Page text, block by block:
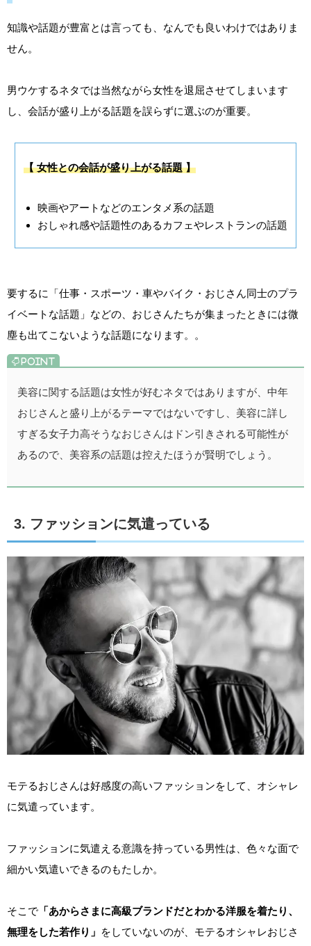
知識や話題が豊富とは言っても、なんでも良いわけではありま
せん。
男ウケするネタでは当然ながら女性を退屈させてしまいます
し、会話が盛り上がる話題を誤らずに選ぶのが重要。
【 女性との会話が盛り上がる話題 】
映画やアートなどのエンタメ系の話題
おしゃれ感や話題性のあるカフェやレストランの話題
要するに「仕事・スポーツ・車やバイク・おじさん同士のプラ
イベートな話題」などの、おじさんたちが集まったときには微
塵も出てこないような話題になります。。
美容に関する話題は女性が好むネタではありますが、中年
おじさんと盛り上がるテーマではないですし、美容に詳し
すぎる女子力高そうなおじさんはドン引きされる可能性が
あるので、美容系の話題は控えたほうが賢明でしょう。
3. ファッションに気遣っている
モテるおじさんは好感度の高いファッションをして、オシャレ
に気遣っています。
ファッションに気遣える意識を持っている男性は、色々な面で
細かい気遣いできるのもたしか。
そこで 「あからさまに高級ブランドだとわかる洋服を着たり、
無理をした若作り」 をしていないのが、モテるオシャレおじさ